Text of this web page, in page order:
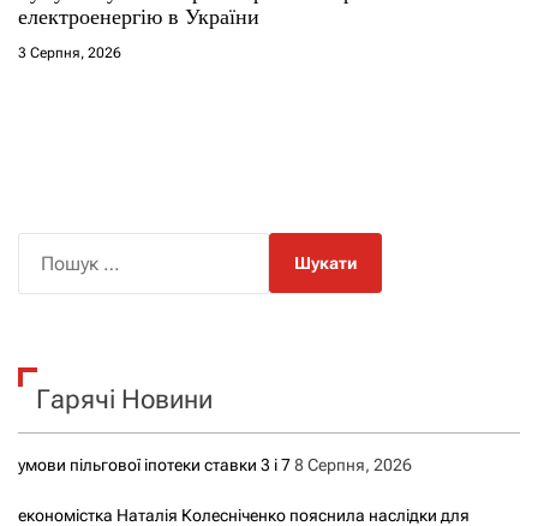
електроенергію в України
3 Серпня, 2026
к
Гарячі Новини
умови пільгової іпотеки ставки 3 і 78 Серпня, 2026
економістка Наталія Колесніченко пояснила наслідки для